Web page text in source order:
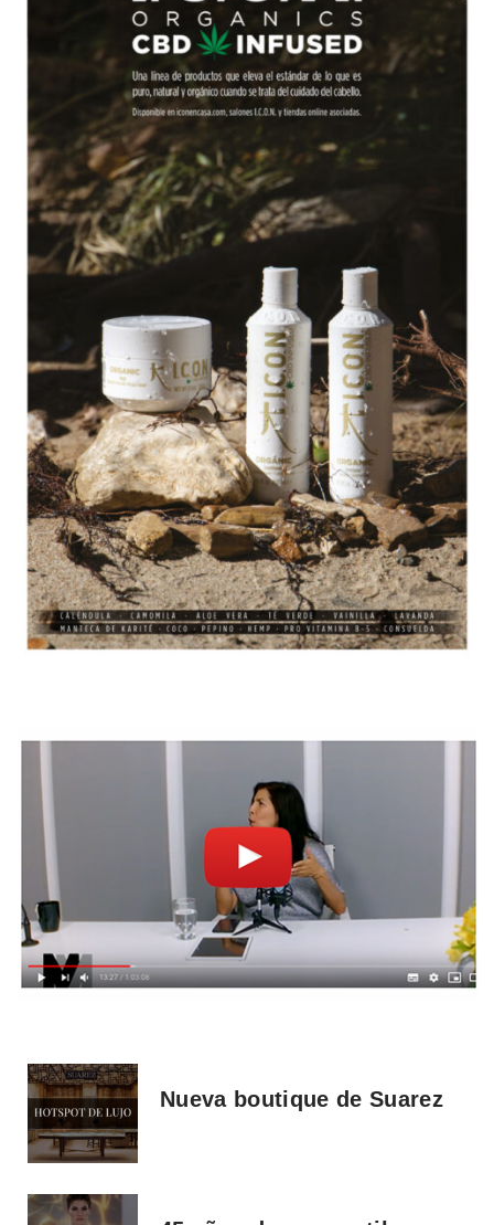
Nueva boutique de Suarez